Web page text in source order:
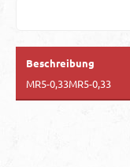
Beschreibung
MR5-0,33MR5-0,33